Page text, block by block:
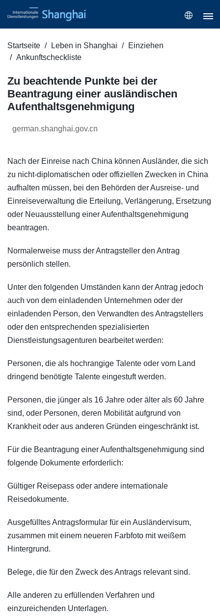
Startseite Leben in Shanghai
Einziehen
Ankunftscheckliste
Zu beachtende Punkte bei der
Beantragung einer ausländischen
Aufenthaltsgenehmigung
german.shanghai.gov.cn
Nach der Einreise nach China können Ausländer, die sich
zu nicht-diplomatischen oder offiziellen Zwecken in China
aufhalten müssen, bei den Behörden der Ausreise- und
Einreiseverwaltung die Erteilung, Verlängerung, Ersetzung
oder Neuausstellung einer Aufenthaltsgenehmigung
beantragen.
Normalerweise muss der Antragsteller den Antrag
persönlich stellen.
Unter den folgenden Umständen kann der Antrag jedoch
auch von dem einladenden Unternehmen oder der
einladenden Person, den Verwandten des Antragstellers
oder den entsprechenden spezialisierten
Dienstleistungsagenturen bearbeitet werden:
Personen, die als hochrangige Talente oder vom Land
dringend benötigte Talente eingestuft werden.
Personen, die jünger als 16 Jahre oder älter als 60 Jahre
sind, oder Personen, deren Mobilität aufgrund von
Krankheit oder aus anderen Gründen eingeschränkt ist.
Für die Beantragung einer Aufenthaltsgenehmigung sind
folgende Dokumente erforderlich:
Gültiger Reisepass oder andere internationale
Reisedokumente.
Ausgefülltes Antragsformular für ein Ausländervisum,
zusammen mit einem neueren Farbfoto mit weißem
Hintergrund.
Belege, die für den Zweck des Antrags relevant sind.
Alle anderen zu erfüllenden Verfahren und
einzureichenden Unterlagen.